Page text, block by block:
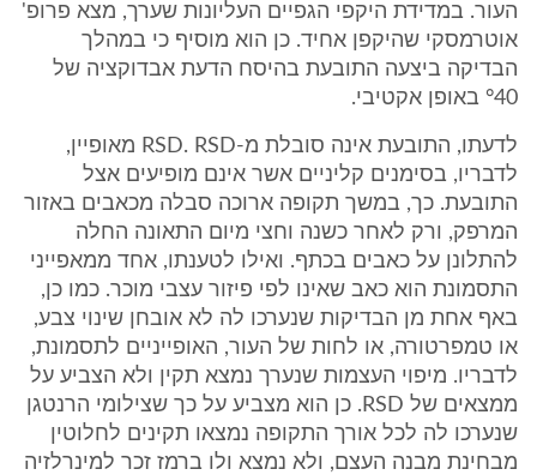
העור. במדידת היקפי הגפיים העליונות שערך, מצא פרופ'
אוטרמסקי שהיקפן אחיד. כן הוא מוסיף כי במהלך
הבדיקה ביצעה התובעת בהיסח הדעת אבדוקציה של
°40 באופן אקטיבי.
לדעתו, התובעת אינה סובלת מ-RSD. RSD מאופיין,
לדבריו, בסימנים קליניים אשר אינם מופיעים אצל
התובעת. כך, במשך תקופה ארוכה סבלה מכאבים באזור
המרפק, ורק לאחר כשנה וחצי מיום התאונה החלה
להתלונן על כאבים בכתף. ואילו לטענתו, אחד ממאפייני
התסמונת הוא כאב שאינו לפי פיזור עצבי מוכר. כמו כן,
באף אחת מן הבדיקות שנערכו לה לא אובחן שינוי צבע,
או טמפרטורה, או לחות של העור, האופייניים לתסמונת,
לדבריו. מיפוי העצמות שנערך נמצא תקין ולא הצביע על
ממצאים של RSD. כן הוא מצביע על כך שצילומי הרנטגן
שנערכו לה לכל אורך התקופה נמצאו תקינים לחלוטין
מבחינת מבנה העצם, ולא נמצא ולו ברמז זכר למינרלזיה